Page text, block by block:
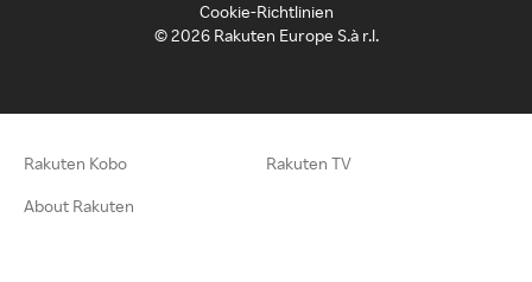
Cookie-Richtlinien
© 2026 Rakuten Europe S.à r.l.
Rakuten Kobo Rakuten TV
About Rakuten